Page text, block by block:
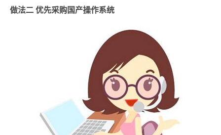
做法二 优先采购国产操作系统